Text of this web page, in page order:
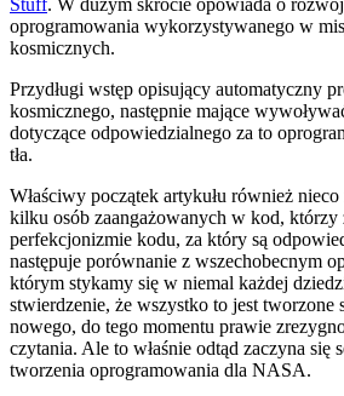
oprogramowania wykorzystywanego w
kosmicznych.
Przydługi wstęp opisujący automatyczny
kosmicznego, następnie mające
dotyczące odpowiedzialnego za to
tła.
Właściwy początek artykułu również
kilku osób zaangażowanych w kod, którzy
perfekcjonizmie kodu, za który są
następuje porównanie z wszechobecnym
którym stykamy się w niemal każdej
stwierdzenie, że wszystko to jest
nowego, do tego momentu prawie
czytania. Ale to właśnie odtąd zaczyna się
tworzenia oprogramowania dla NASA.